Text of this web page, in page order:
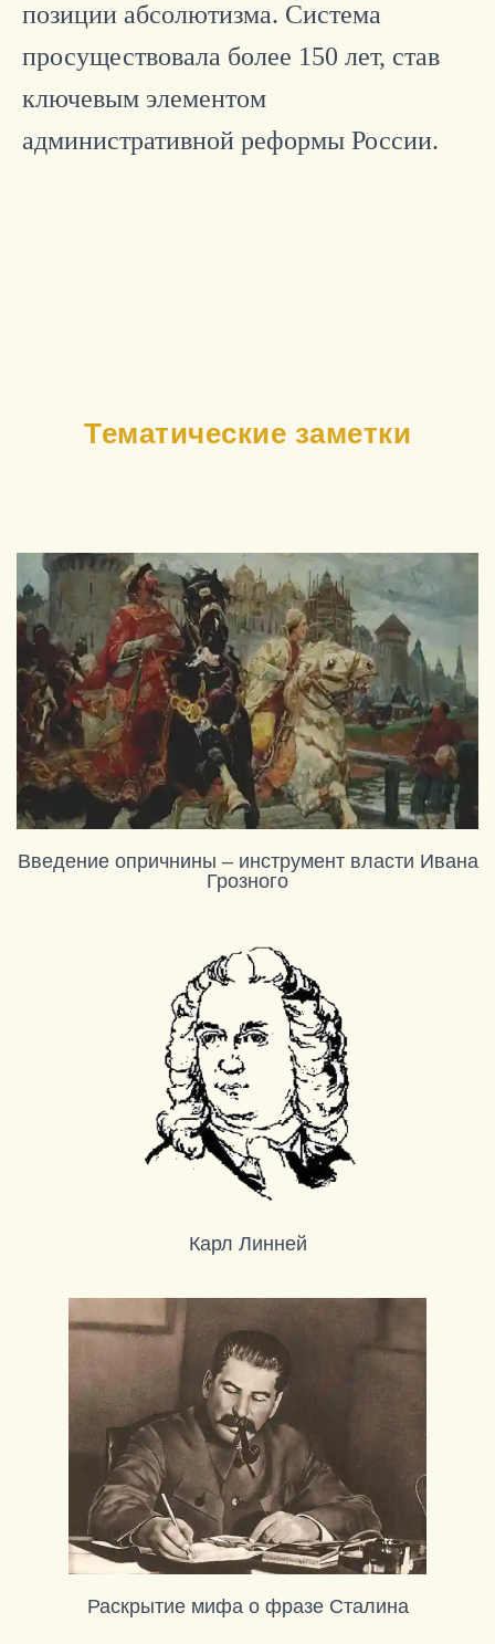
позиции абсолютизма. Система
просуществовала более 150 лет, став
ключевым элементом
административной реформы России.
Тематические заметки
Введение опричнины – инструмент власти Ивана
Грозного
Карл Линней
Раскрытие мифа о фразе Сталина